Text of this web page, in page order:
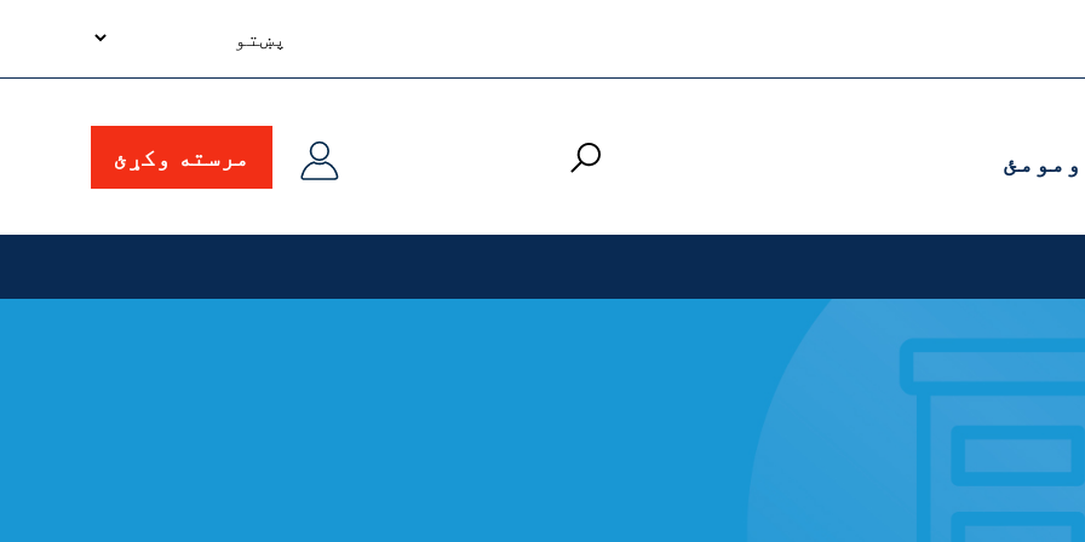
language
ومومئ مرسته وکړئ